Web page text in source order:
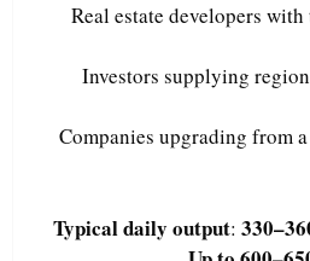
Real estate developers
Investors supplying
Companies upgrading from
Typical daily output :